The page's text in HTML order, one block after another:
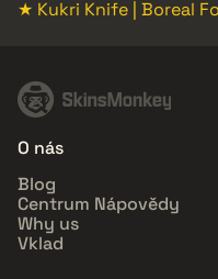
★ Kukri Knife | Boreal
O nás
Blog
Centrum Nápovědy
Why us
Vklad